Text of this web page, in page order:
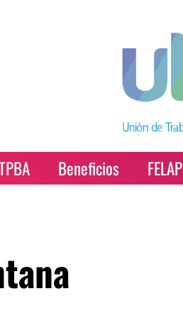
Beneficios FELAP